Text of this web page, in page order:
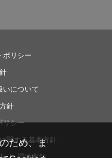
ポリシー
いについて
針
リシー
関する基本方針
ため、ま